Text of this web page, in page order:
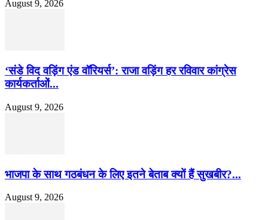
August 9, 2026
‘संडे विद वड़िंग एंड वॉरियर्स’: राजा वड़िंग हर रविवार कांग्रेस
कार्यकर्ताओं...
August 9, 2026
भाजपा के साथ गठबंधन के लिए इतने बेताब क्यों हैं सुखबीर?...
August 9, 2026